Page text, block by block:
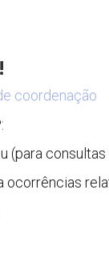
coordenação
(para
ocorrências